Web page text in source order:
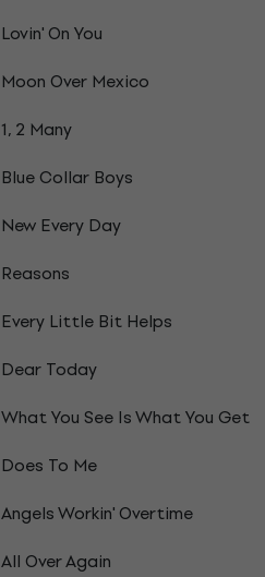
Lovin' On You
Moon Over Mexico
1, 2 Many
Blue Collar Boys
New Every Day
Reasons
Every Little Bit Helps
Dear Today
What You See Is What You Get
Does To Me
Angels Workin' Overtime
All Over Again